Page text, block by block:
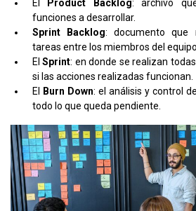
El Product Backlog: archivo
funciones a desarrollar.
Sprint Backlog: documento que
tareas entre los miembros del equipo.
ElSprint: en donde se realizan
si las acciones realizadas funcionan.
El Burn Down: el análisis y control
todo lo que queda pendiente.